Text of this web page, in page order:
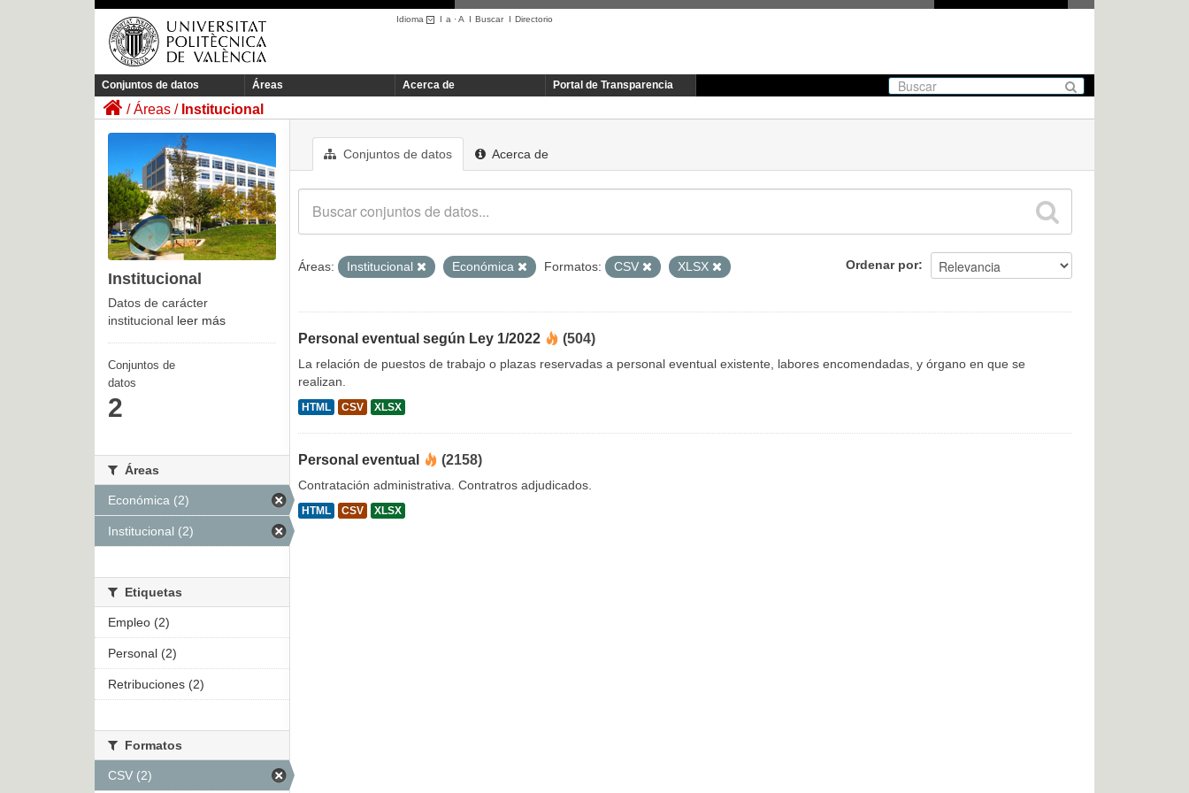
Idioma I a ·A I BuscarI Directorio
Conjuntos de datos Áreas Acerca de Portal de Transparencia
Áreas Institucional
Conjuntos de datos Acerca de
Ordenar por
Áreas: Institucional Económica Formatos: CSV XLSX
Personal eventual según Ley 1/2022 (504)
La relación de puestos de trabajo o plazas reservadas a personal eventual existente, labores encomendadas, y órgano en que se
realizan.
HTML CSV XLSX
Personal eventual (2158)
Contratación administrativa. Contratros adjudicados.
HTML CSV XLSX
Institucional
Datos de carácter
institucional leer más
Conjuntos de
datos
2
Áreas
Económica (2)
Institucional (2)
Etiquetas
Empleo (2)
Personal (2)
Retribuciones (2)
Formatos
CSV (2)